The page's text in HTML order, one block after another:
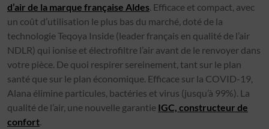
d’air de la marque française Aldes . Efficace et compact, avec
un coût d’utilisation le plus bas du marché, doté de la
technologie Teqoya Inside (leader français en qualité de l’air
NDLR) qui ionise et électrofiltre l’air avant de le renvoyer dans
votre pièce. De quoi respirer sereinement, tant sur le plan
santé que sur le plan économique. Efficace sur la COVID-19,
Alana élimine particules, bactéries et virus (jusqu’à 99%). La
qualité de l’air, une nouvelle garantie IGC, constructeur de
confort